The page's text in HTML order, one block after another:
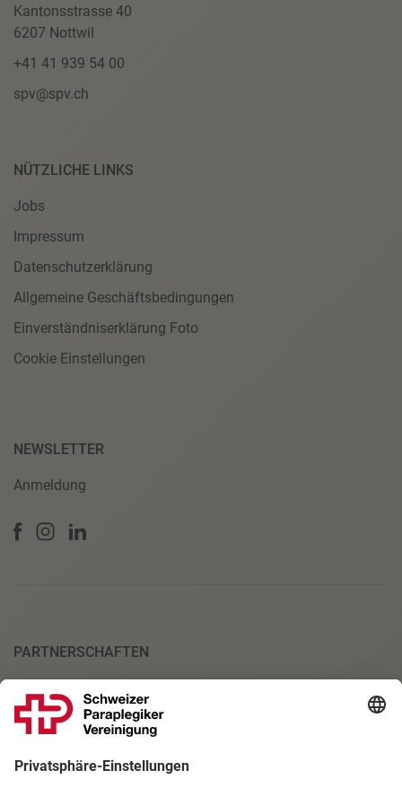
Kantonsstrasse 40
6207 Nottwil
+41 41 939 54 00
spv@spv.ch
NÜTZLICHE LINKS
Jobs
Impressum
Datenschutzerklärung
Allgemeine Geschäftsbedingungen
Einverständniserklärung Foto
Cookie Einstellungen
NEWSLETTER
Anmeldung
PARTNERSCHAFTEN